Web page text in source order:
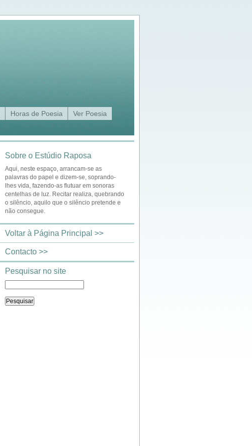
Horas de Poesia Ver Poesia
Sobre o Estúdio Raposa
Aqui, neste espaço, arrancam-se as
palavras do papel e dizem-se, soprando-
lhes vida, fazendo-as flutuar em sonoras
centelhas de luz. Recitar realiza, quebrando
o silêncio, aquilo que o silêncio pretende e
não consegue.
Voltar à Página Principal >>
Contacto >>
Pesquisar no site